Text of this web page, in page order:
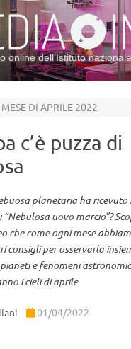
online dell’Istituto
DI APRILE 2022
c’è puzza di
planetaria ha
uovo marcio”?
che come ogni mese
consigli per osservarla
e fenomeni
i cieli di aprile
01/04/2022